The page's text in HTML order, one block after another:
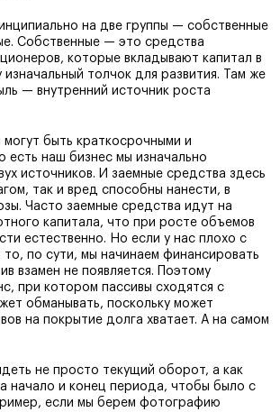
на две группы — собственные
Собственные — это средства
которые вкладывают капитал в
толчок для развития. Там же
— внутренний источник роста
быть краткосрочными и
есть наш бизнес мы изначально
источников. И заемные средства здесь
так и вред способны нанести, в
Часто заемные средства идут на
капитала, что при росте объемов
естественно. Но если у нас плохо с
по сути, мы начинаем финансировать
взамен не появляется. Поэтому
при котором пассивы сходятся с
обманывать, поскольку может
на покрытие долга хватает. А на самом
не просто текущий оборот, а как
начало и конец периода, чтобы было с
если мы берем фотографию